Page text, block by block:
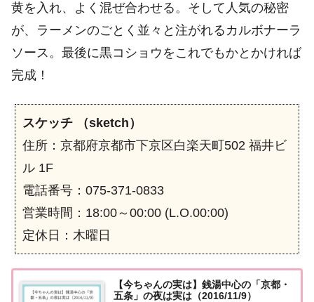
黄を入れ、よく混ぜ合わせる。そして人気の秘密
が、ラーメンのごとく並々と注がれるカルボナーラ
ソース。最後に黒コショウをこれでもかとかければ
完成！
スケッチ （sketch）
住所：京都府京都市下京区白楽天町502 福井ビ
ル 1F
電話番号：075-371-0833
営業時間：18:00～00:00 (L.O.00:00)
定休日：木曜日
【今ちゃんの実は】銭湯中心の「京都・
五条」の夜は実は（2016/11/9）